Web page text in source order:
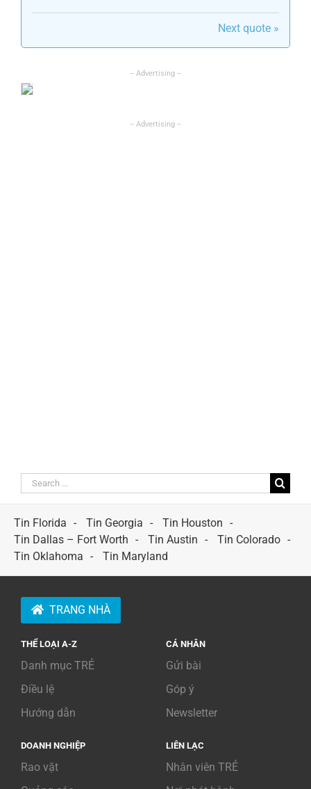
Next quote »
Search
for:
Tin Florida
Tin Georgia
Tin Houston
Tin Dallas – Fort Worth
Tin Austin
Tin Colorado
Tin Oklahoma
Tin Maryland
TRANG NHÀ
THỂ LOẠI A-Z
Danh mục TRẺ
Điều lệ
Hướng dẫn
CÁ NHÂN
Gửi bài
Góp ý
Newsletter
DOANH NGHIỆP
Rao vặt
LIÊN LẠC
Nhân viên TRẺ